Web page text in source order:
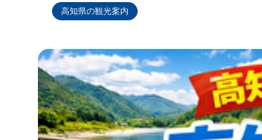
高知県の観光案内